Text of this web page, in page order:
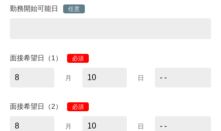
勤務開始可能日 任意
面接希望日（1） 必須
月 日
面接希望日（2） 必須
月 日